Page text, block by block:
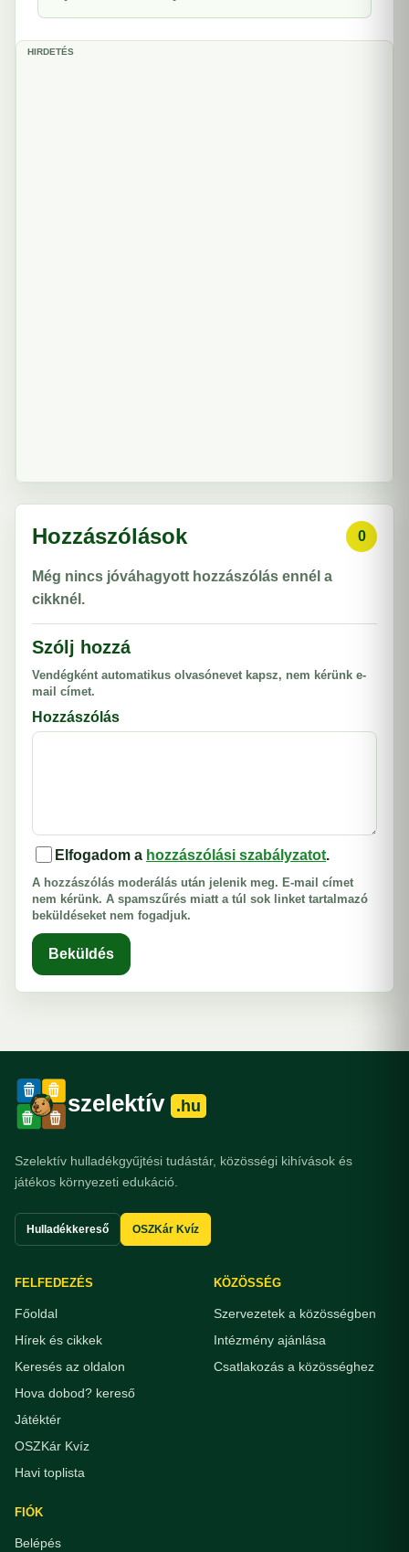
HIRDETÉS
Hozzászólások 0
Még nincs jóváhagyott hozzászólás ennél a
cikknél.
Szólj hozzá
Vendégként automatikus olvasónevet kapsz, nem kérünk e-
mail címet.
Hozzászólás
Elfogadom a hozzászólási szabályzatot.
A hozzászólás moderálás után jelenik meg. E-mail címet
nem kérünk. A spamszűrés miatt a túl sok linket tartalmazó
beküldéseket nem fogadjuk.
Beküldés
szelektív .hu
Szelektív hulladékgyűjtési tudástár, közösségi kihívások és
játékos környezeti edukáció.
Hulladékkereső OSZKár Kvíz
FELFEDEZÉS
Főoldal
Hírek és cikkek
Keresés az oldalon
Hova dobod? kereső
Játéktér
OSZKár Kvíz
Havi toplista
KÖZÖSSÉG
Szervezetek a közösségben
Intézmény ajánlása
Csatlakozás a közösséghez
FIÓK
Belépés